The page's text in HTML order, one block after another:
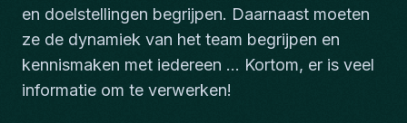
en doelstellingen begrijpen. Daarnaast moeten
ze de dynamiek van het team begrijpen en
kennismaken met iedereen ... Kortom, er is veel
informatie om te verwerken!